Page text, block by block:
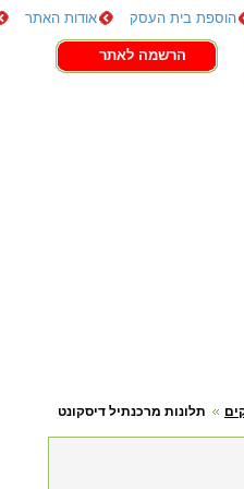
הוספת בית העסק אודות האתר
הרשמה לאתר
תלונות מרכנתיל דיסקונט